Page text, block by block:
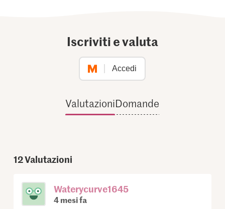
Iscriviti e valuta
Accedi
ValutazioniDomande
12Valutazioni
Waterycurve1645
4 mesi fa